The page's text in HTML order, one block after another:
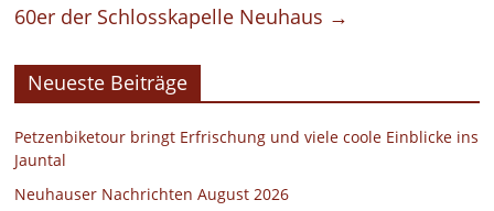
60er der Schlosskapelle Neuhaus →
Neueste Beiträge
Petzenbiketour bringt Erfrischung und viele coole Einblicke ins
Jauntal
Neuhauser Nachrichten August 2026